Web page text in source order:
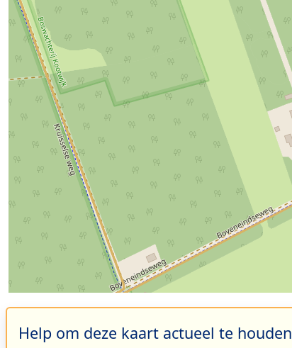
Help om deze kaart actueel te houden